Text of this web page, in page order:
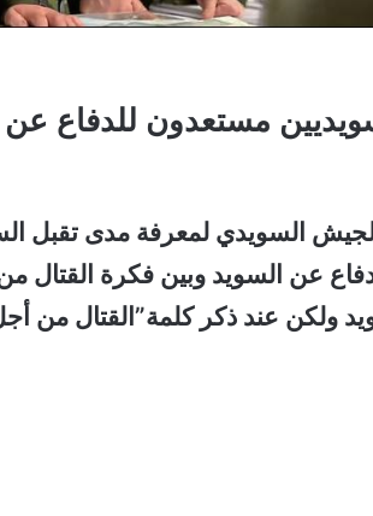
مستعدون للدفاع
السويدي لمعرفة مدى تقبل
عن السويد وبين فكرة القتال
ولكن عند ذكر كلمة”القتال من